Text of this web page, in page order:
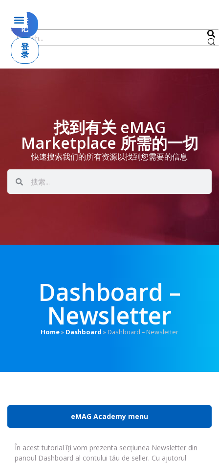
登
记
登
录
找到有关 eMAG
Marketplace 所需的一切
快速搜索我们的所有资源以找到您需要的信息
Dashboard –
Newsletter
Home» Dashboard »Dashboard – Newsletter
eMAG Academy menu
În acest tutorial îți vom prezenta secțiunea Newsletter din
panoul Dashboard al contului tău de seller. Cu ajutorul